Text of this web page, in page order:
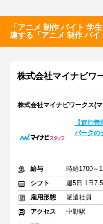
「アニメ 制作 バイト 学
連する「アニメ 制作 バイ
株式会社マイナビワ
株式会社マイナビワークス(
【進行
パークの
給与
時給1700～
シフト
週5日 1日
雇用形態
派遣社員
アクセス
中野駅